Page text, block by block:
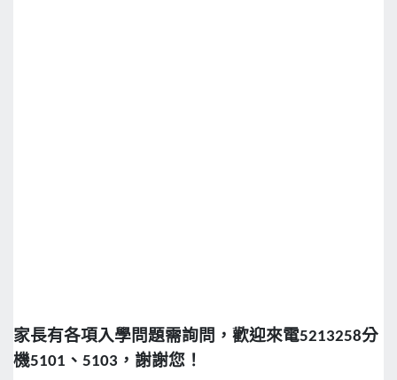
家長有各項入學問題需詢問，歡迎來電5213258分
機5101、5103，謝謝您！